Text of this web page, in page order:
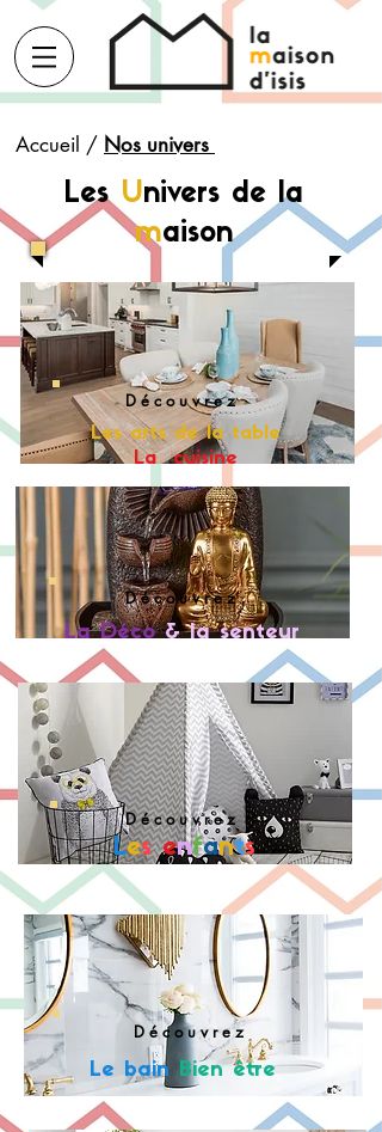
Accueil / Nos univers
Les Univers de la
maison
D é c o u v r e z
Les arts de la table
La cuisine
D é c o uv r e z
La Déco& la senteur
D é c o u v re z
Lesenfants
D é c o u v r e z
Le bain Bien être